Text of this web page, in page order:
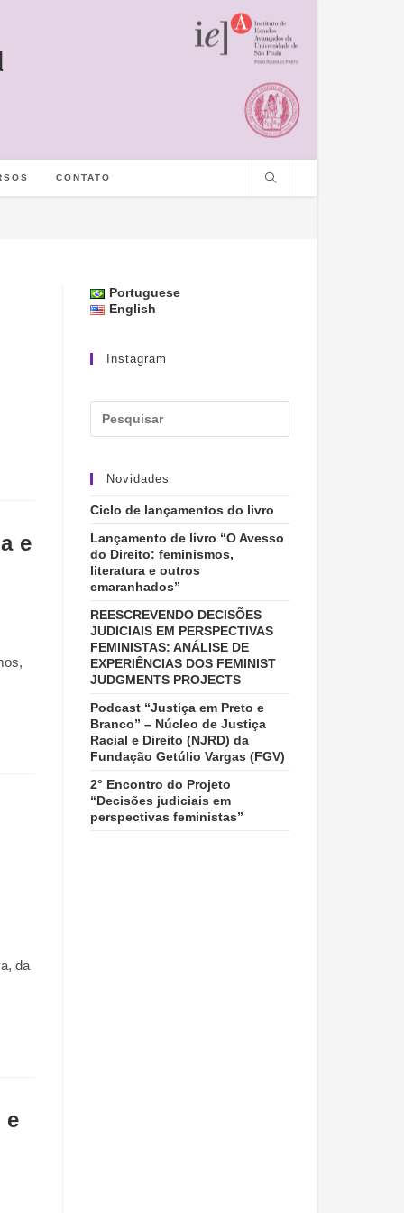
CONTATO
e
da
e
Portuguese
English
Instagram
Novidades
Ciclo de lançamentos do livro
Lançamento de livro “O Avesso
do Direito: feminismos,
literatura e outros
emaranhados”
REESCREVENDO DECISÕES
JUDICIAIS EM PERSPECTIVAS
FEMINISTAS: ANÁLISE DE
EXPERIÊNCIAS DOS FEMINIST
JUDGMENTS PROJECTS
Podcast “Justiça em Preto e
Branco” – Núcleo de Justiça
Racial e Direito (NJRD) da
Fundação Getúlio Vargas (FGV)
2° Encontro do Projeto
“Decisões judiciais em
perspectivas feministas”